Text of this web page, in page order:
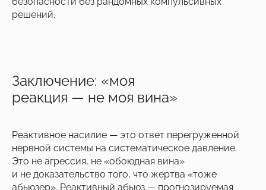
решений.
Заключение: «моя
реакция — не моя вина»
Реактивное насилие — это ответ перегруженной
нервной системы на систематическое давление.
Это не агрессия, не «обоюдная вина»
и не доказательство того, что жертва «тоже
абьюзер». Реактивный абьюз — прогнозируемая